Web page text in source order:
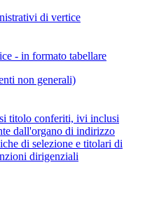
di vertice
- in formato tabellare
non generali)
titolo conferiti, ivi inclusi
dall'organo di indirizzo
di selezione e titolari di
dirigenziali